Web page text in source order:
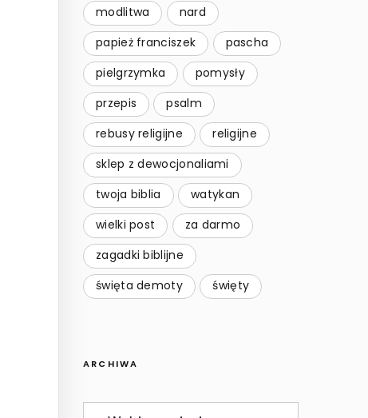
modlitwa
nard
papież franciszek
pascha
pielgrzymka
pomysły
przepis
psalm
rebusy religijne
religijne
sklep z dewocjonaliami
twoja biblia
watykan
wielki post
za darmo
zagadki biblijne
święta demoty
święty
ARCHIWA
Archiwa